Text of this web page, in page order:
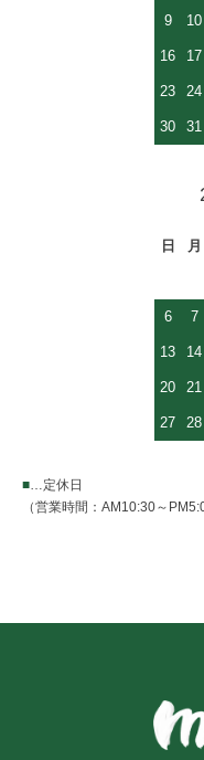
9 10
16 17
23 24
30 31
日 月
6 7
13 14
20 21
27 28
■ …定休日
（営業時間：AM10:30～